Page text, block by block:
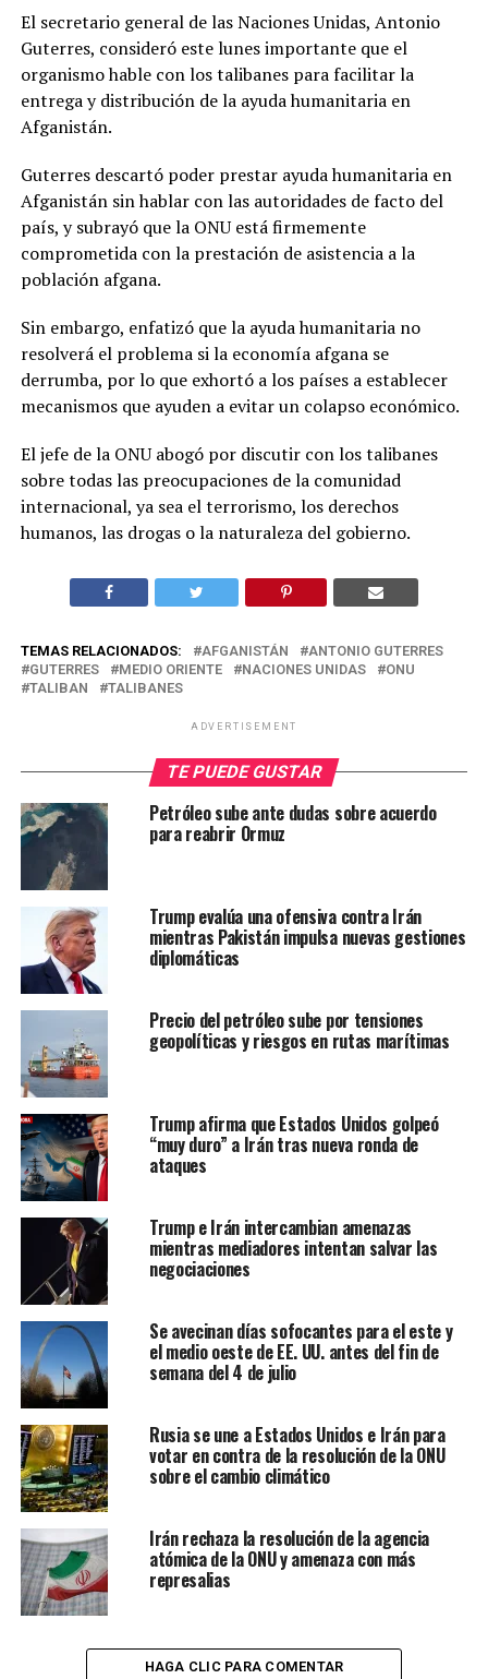
El secretario general de las Naciones Unidas, Antonio
Guterres, consideró este lunes importante que el
organismo hable con los talibanes para facilitar la
entrega y distribución de la ayuda humanitaria en
Afganistán.
Guterres descartó poder prestar ayuda humanitaria en
Afganistán sin hablar con las autoridades de facto del
país, y subrayó que la ONU está firmemente
comprometida con la prestación de asistencia a la
población afgana.
Sin embargo, enfatizó que la ayuda humanitaria no
resolverá el problema si la economía afgana se
derrumba, por lo que exhortó a los países a establecer
mecanismos que ayuden a evitar un colapso económico.
El jefe de la ONU abogó por discutir con los talibanes
sobre todas las preocupaciones de la comunidad
internacional, ya sea el terrorismo, los derechos
humanos, las drogas o la naturaleza del gobierno.
TEMAS RELACIONADOS: AFGANISTÁN
ANTONIO GUTERRES
GUTERRES
MEDIO ORIENTE NACIONES UNIDAS
ONU
TALIBAN
TALIBANES
ADVERTISEMENT
TE PUEDE GUSTAR
Petróleo sube ante dudas sobre acuerdo
para reabrir Ormuz
Trump evalúa una ofensiva contra Irán
mientras Pakistán impulsa nuevas gestiones
diplomáticas
Precio del petróleo sube por tensiones
geopolíticas y riesgos en rutas marítimas
Trump afirma que Estados Unidos golpeó
“muy duro” a Irán tras nueva ronda de
ataques
Trump e Irán intercambian amenazas
mientras mediadores intentan salvar las
negociaciones
Se avecinan días sofocantes para el este y
el medio oeste de EE. UU. antes del fin de
semana del 4 de julio
Rusia se une a Estados Unidos e Irán para
votar en contra de la resolución de la ONU
sobre el cambio climático
Irán rechaza la resolución de la agencia
atómica de la ONU y amenaza con más
represalias
HAGA CLIC PARA COMENTAR